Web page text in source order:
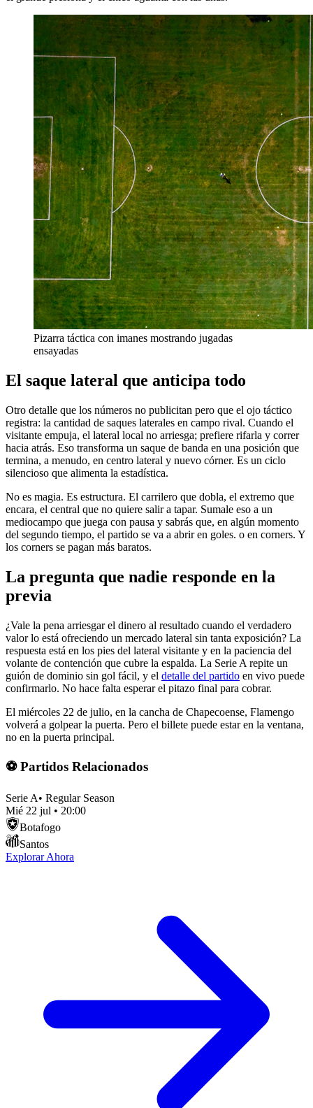
Pizarra táctica con imanes mostrando jugadas
ensayadas
El saque lateral que anticipa todo
Otro detalle que los números no publicitan pero que el ojo táctico
registra: la cantidad de saques laterales en campo rival. Cuando el
visitante empuja, el lateral local no arriesga; prefiere rifarla y correr
hacia atrás. Eso transforma un saque de banda en una posición que
termina, a menudo, en centro lateral y nuevo córner. Es un ciclo
silencioso que alimenta la estadística.
No es magia. Es estructura. El carrilero que dobla, el extremo que
encara, el central que no quiere salir a tapar. Sumale eso a un
mediocampo que juega con pausa y sabrás que, en algún momento
del segundo tiempo, el partido se va a abrir en goles. o en corners. Y
los corners se pagan más baratos.
La pregunta que nadie responde en la
previa
¿Vale la pena arriesgar el dinero al resultado cuando el verdadero
valor lo está ofreciendo un mercado lateral sin tanta exposición? La
respuesta está en los pies del lateral visitante y en la paciencia del
volante de contención que cubre la espalda. La Serie A repite un
guión de dominio sin gol fácil, y el detalle del partido en vivo puede
confirmarlo. No hace falta esperar el pitazo final para cobrar.
El miércoles 22 de julio, en la cancha de Chapecoense, Flamengo
volverá a golpear la puerta. Pero el billete puede estar en la ventana,
no en la puerta principal.
⚽ Partidos Relacionados
Serie A• Regular Season
Mié 22 jul • 20:00
Botafogo
Santos
Explorar Ahora